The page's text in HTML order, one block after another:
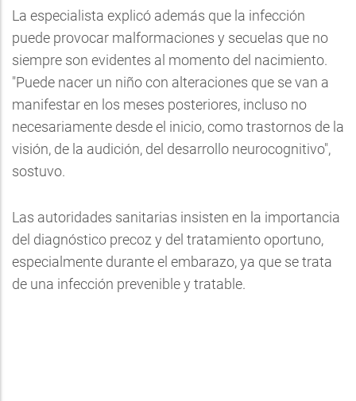
La especialista explicó además que la infección
puede provocar malformaciones y secuelas que no
siempre son evidentes al momento del nacimiento.
"Puede nacer un niño con alteraciones que se van a
manifestar en los meses posteriores, incluso no
necesariamente desde el inicio, como trastornos de la
visión, de la audición, del desarrollo neurocognitivo",
sostuvo.
Las autoridades sanitarias insisten en la importancia
del diagnóstico precoz y del tratamiento oportuno,
especialmente durante el embarazo, ya que se trata
de una infección prevenible y tratable.